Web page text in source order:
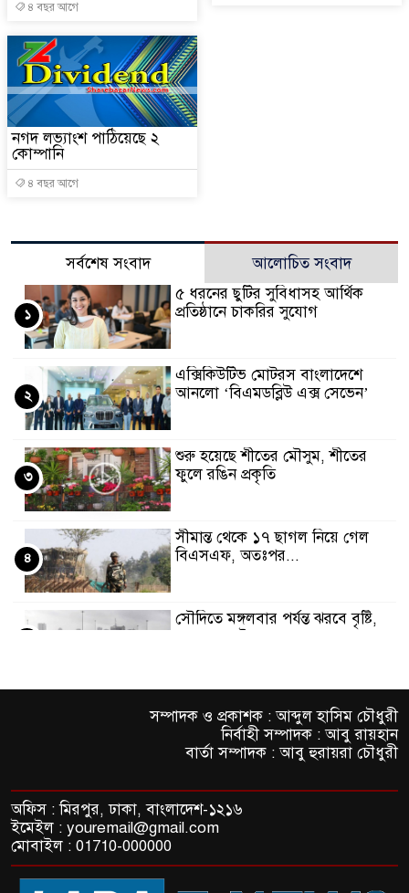
৪ বছর আগে
নগদ লভ্যাংশ পাঠিয়েছে ২
কোম্পানি
৪ বছর আগে
সর্বশেষ সংবাদ
আলোচিত সংবাদ
৫ ধরনের ছুটির সুবিধাসহ আর্থিক
প্রতিষ্ঠানে চাকরির সুযোগ
১
এক্সিকিউটিভ মোটরস বাংলাদেশে
আনলো ‘বিএমডব্লিউ এক্স সেভেন’
২
শুরু হয়েছে শীতের মৌসুম, শীতের
ফুলে রঙিন প্রকৃতি
৩
সীমান্ত থেকে ১৭ ছাগল নিয়ে গেল
বিএসএফ, অতঃপর...
৪
সৌদিতে মঙ্গলবার পর্যন্ত ঝরবে বৃষ্টি,
গৃহঋণ সেবা
সিরামিকস
৭
দেশব্যাপী পালিত হলো টোটাল
৮
সম্পাদক ও প্রকাশক : আব্দুল হাসিম চৌধুরী
নির্বাহী সম্পাদক : আবু রায়হান
বার্তা সম্পাদক : আবু হুরায়রা চৌধুরী
অফিস : মিরপুর, ঢাকা, বাংলাদেশ-১২১৬
ইমেইল : youremail@gmail.com
মোবাইল : 01710-000000